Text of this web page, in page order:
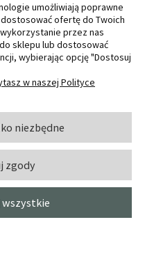
plastyków
artykuły dla
I POMOC
umożliwiają poprawne
ofertę do Twoich
przez nas
sklepu lub dostosować
wybierając opcję "Dostosuj
w naszej Polityce
niezbędne
zgody